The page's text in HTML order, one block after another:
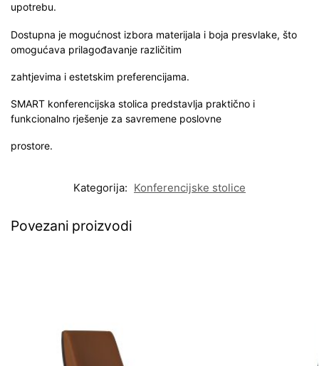
upotrebu.
Dostupna je mogućnost izbora materijala i boja presvlake, što
omogućava prilagođavanje različitim
zahtjevima i estetskim preferencijama.
SMART konferencijska stolica predstavlja praktično i
funkcionalno rješenje za savremene poslovne
prostore.
Kategorija: Konferencijske stolice
Povezani proizvodi